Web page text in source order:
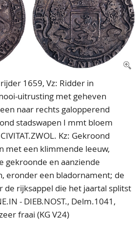
1659, Vz: Ridder in
uitrusting met geheven
naar rechts galopperend
stadswapen I mmt bloem
Kz: Gekroond
met een klimmende leeuw,
gekroonde en aanziende
eronder een bladornament; de
de rijksappel die het jaartal splitst
- DIEB.NOST., Delm.1041,
fraai (KG V24)